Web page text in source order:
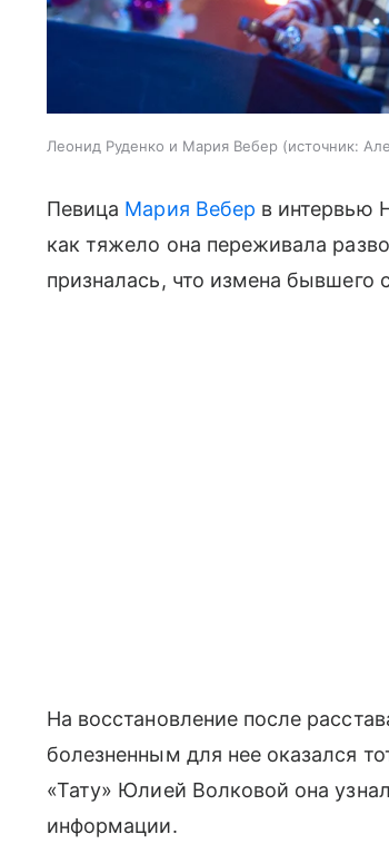
Леонид Руденко и Мария Вебер источник:
Певица Мария Вебер в интервью
как тяжело она переживала
призналась, что измена бывшего
На восстановление после
болезненным для нее оказался
«Тату» Юлией Волковой она
информации.